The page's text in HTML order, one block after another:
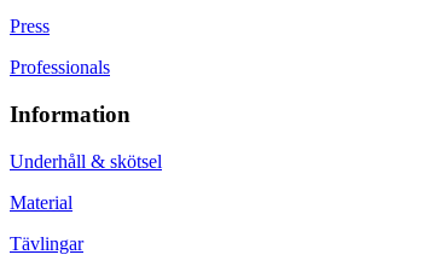
Press
Professionals
Information
Underhåll & skötsel
Material
Tävlingar